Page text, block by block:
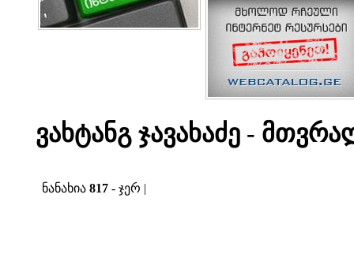
ვახტანგ ჯავახაძე -
ნანახია 817 - ჯერ |